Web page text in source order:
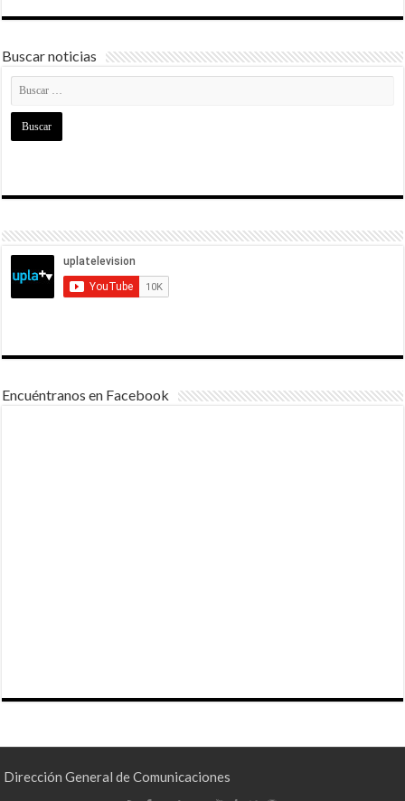
Buscar noticias
Encuéntranos en Facebook
Dirección General de Comunicaciones